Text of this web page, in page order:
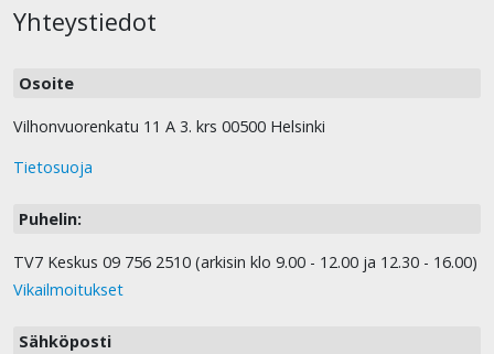
Yhteystiedot
Osoite
Vilhonvuorenkatu 11 A 3. krs 00500 Helsinki
Tietosuoja
Puhelin:
TV7 Keskus 09 756 2510 (arkisin klo 9.00 - 12.00 ja 12.30 - 16.00)
Vikailmoitukset
Sähköposti